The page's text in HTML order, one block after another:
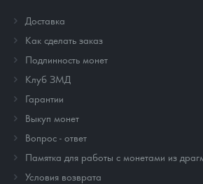
Доставка
Как сделать заказ
Подлинность монет
Клуб ЗМД
Гарантии
Выкуп монет
Вопрос - ответ
Памятка для работы с монетами из
Условия возврата